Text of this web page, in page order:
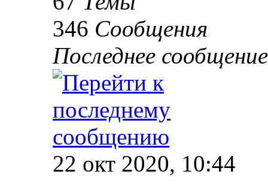
346 Сообщения
Последнее сообщение
22 окт 2020, 10:44